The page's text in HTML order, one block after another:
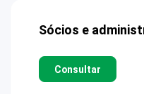
Sócios e
Consultar